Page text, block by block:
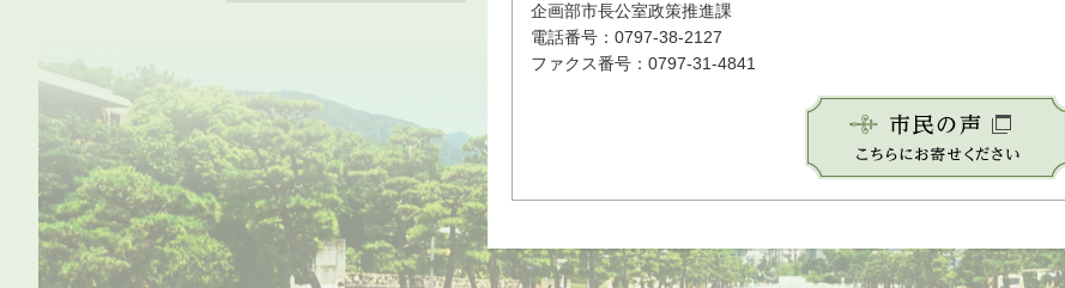
企画部市長公室政策推進課
電話番号：0797-38-2127
ファクス番号：0797-31-4841